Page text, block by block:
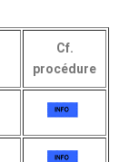
Cf.
procédure